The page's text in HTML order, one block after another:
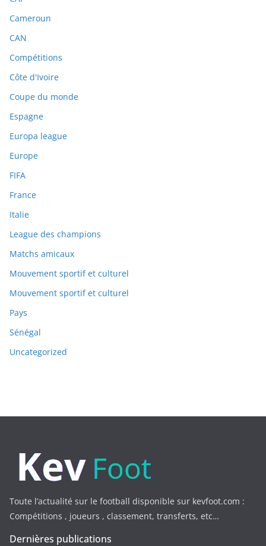
Cameroun
CAN
Compétitions
Côte d'Ivoire
Coupe du monde
Espagne
Europa league
Europe
FIFA
France
Italie
League des champions
Matchs amicaux
Mouvement sportif et culturel
Mouvement sportif et culturel
Pays
Sénégal
Uncategorized
Toute l’actualité sur le football disponible sur kevfoot.com :
Compétitions , joueurs , classement, transferts, etc…
Dernières publications